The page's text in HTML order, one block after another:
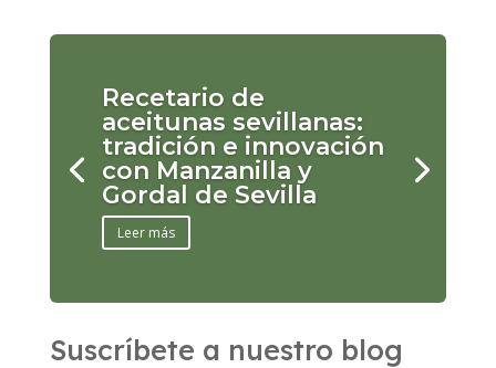
Recetario de
aceitunas sevillanas:
tradición e innovación
con Manzanilla y
Gordal de Sevilla
Leer más
Suscríbete a nuestro blog